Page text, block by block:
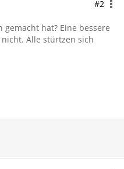
arbeiten Turbo-
benötigen die beiden
Wer es eiliger hat,
326 PS und 450
#2
hat? Eine bessere
Alle stürtzen sich